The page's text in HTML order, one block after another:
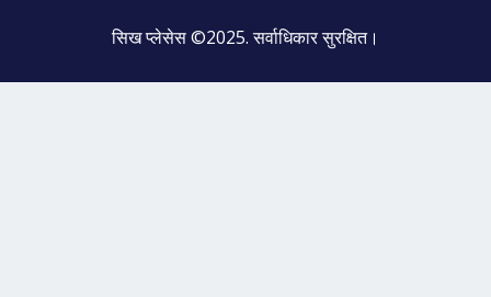
सिख प्लेसेस ©2025. सर्वाधिकार सुरक्षित।